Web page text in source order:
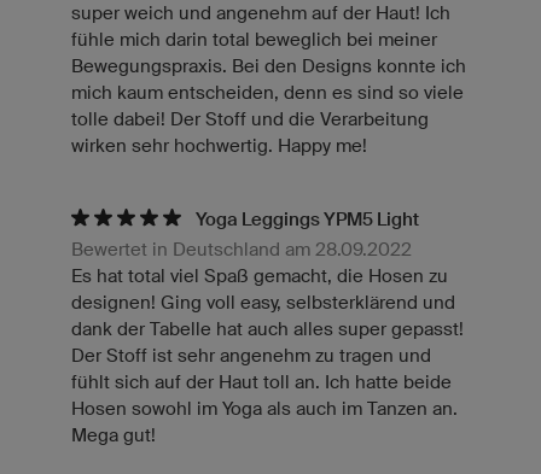
super weich und angenehm auf der Haut! Ich
fühle mich darin total beweglich bei meiner
Bewegungspraxis. Bei den Designs konnte ich
mich kaum entscheiden, denn es sind so viele
tolle dabei! Der Stoff und die Verarbeitung
wirken sehr hochwertig. Happy me!
Yoga Leggings YPM5 Light
Bewertet in Deutschland am 28.09.2022
Es hat total viel Spaß gemacht, die Hosen zu
designen! Ging voll easy, selbsterklärend und
dank der Tabelle hat auch alles super gepasst!
Der Stoff ist sehr angenehm zu tragen und
fühlt sich auf der Haut toll an. Ich hatte beide
Hosen sowohl im Yoga als auch im Tanzen an.
Mega gut!